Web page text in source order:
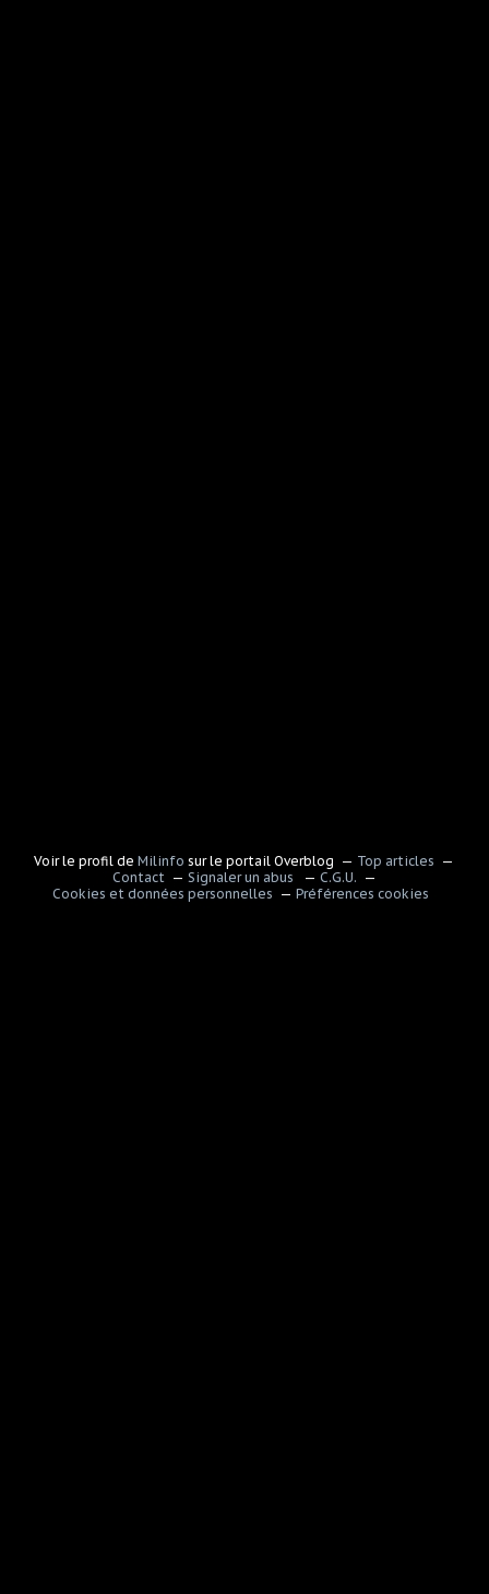
Voir le profil deMilinfo sur le portail Overblog
Top articles
Contact
Signaler un abus
C.G.U.
Cookies et données personnelles
Préférences cookies